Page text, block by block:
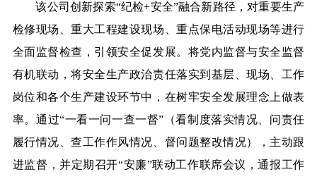
该公司创新探索“纪检+安全”融合新路径，对重要生产
检修现场、重大工程建设现场、重点保电活动现场等进行
全面监督检查，引领安全促发展。将党内监督与安全监督
有机联动，将安全生产政治责任落实到基层、现场、工作
岗位和各个生产建设环节中，在树牢安全发展理念上做表
率。通过“一看一问一查一督”（看制度落实情况、问责任
履行情况、查工作作风情况、督问题整改情况），主动跟
进监督，并定期召开“安廉”联动工作联席会议，通报工作